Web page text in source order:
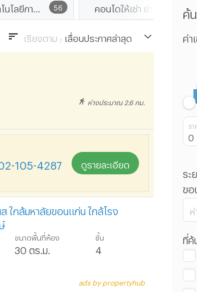
56
เรียงตาม : เลื่อนประกาศล่าสุด
ห่างประมาณ 2.6 กม.
105-4287 ดูรายละเอียด
ใกล้มหาลัยขอนแก่น ใกล้โรง
ขนาดพื้นที่ห้อง
30 ตร.ม.
ชั้น
4
ads by propertyhub
ค้
ค่า
รา
ระ
ขอ
ห่
ที่ค้